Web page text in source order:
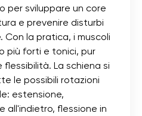
per sviluppare un core
e prevenire disturbi
Con la pratica, i muscoli
più forti e tonici, pur
La schiena si
le possibili rotazioni
estensione,
all'indietro, flessione in